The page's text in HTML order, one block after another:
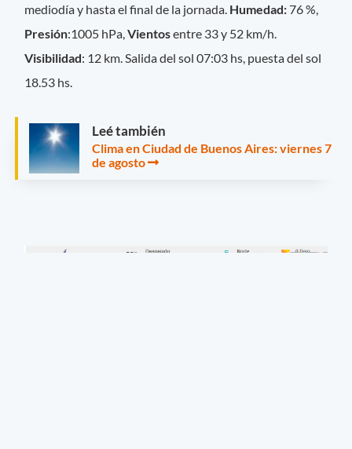
mediodía y hasta el final de la jornada. Humedad:76 %,
Presión:1005 hPa,Vientosentre 33 y 52 km/h.
Visibilidad: 12 km. Salida del sol 07:03 hs, puesta del sol
18.53 hs.
Leé también
Clima en Ciudad de Buenos Aires: viernes 7
de agosto